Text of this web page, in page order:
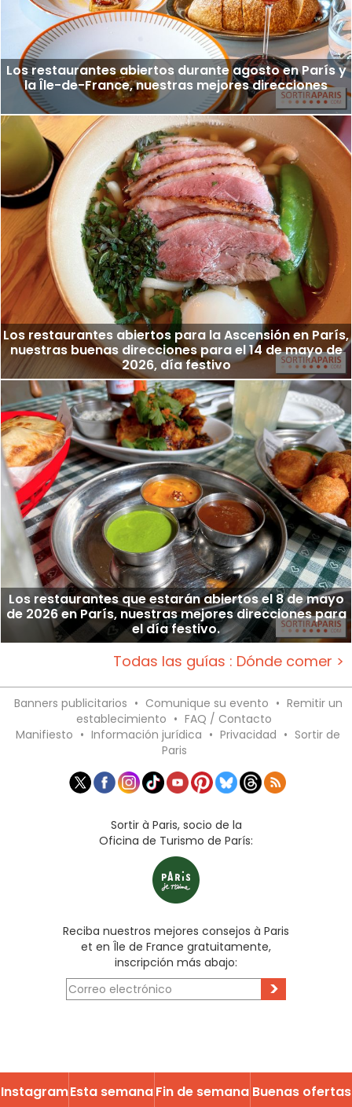
Los restaurantes abiertos durante agosto en París y
la Île-de-France, nuestras mejores direcciones
Los restaurantes abiertos para la Ascensión en París,
nuestras buenas direcciones para el 14 de mayo de
2026, día festivo
Los restaurantes que estarán abiertos el 8 de mayo
de 2026 en París, nuestras mejores direcciones para
el día festivo.
Todas las guías : Dónde comer >
Banners publicitarios • Comunique su evento • Remitir un
establecimiento • FAQ / Contacto
Manifiesto • Información jurídica • Privacidad • Sortir de
Paris
Sortir à Paris, socio de la
Oficina de Turismo de París:
Reciba nuestros mejores consejos à Paris
et en Île de France gratuitamente,
inscripción más abajo:
>
InstagramEsta semanaFin de semana Buenas ofertas